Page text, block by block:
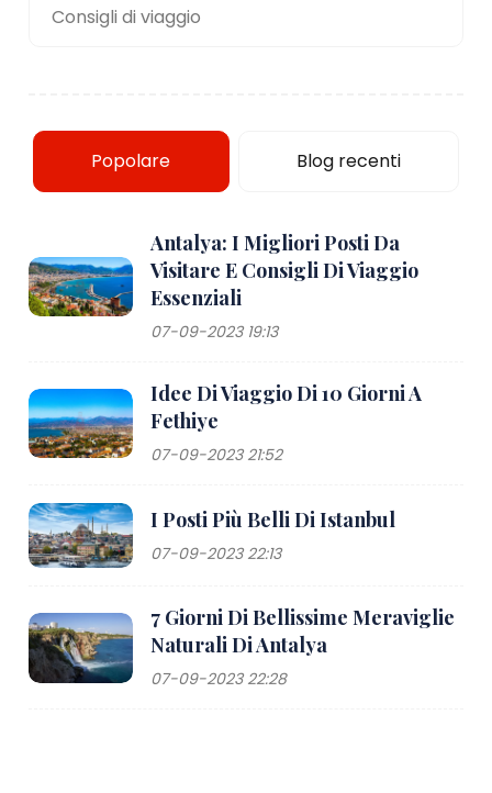
Consigli di viaggio
Popolare Blog recenti
Antalya: I Migliori Posti Da
Visitare E Consigli Di Viaggio
Essenziali
07-09-2023 19:13
Idee Di Viaggio Di 10 Giorni A
Fethiye
07-09-2023 21:52
I Posti Più Belli Di Istanbul
07-09-2023 22:13
7 Giorni Di Bellissime Meraviglie
Naturali Di Antalya
07-09-2023 22:28